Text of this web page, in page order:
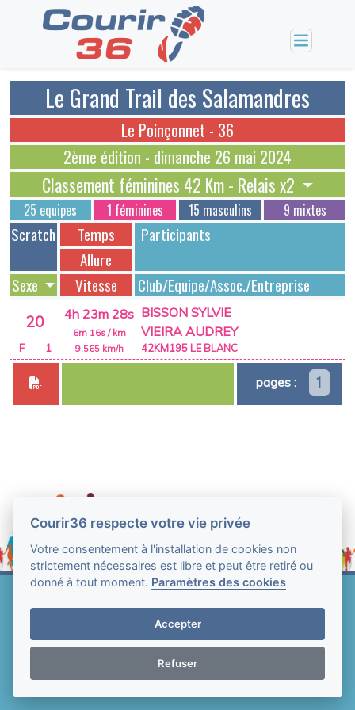
Le Grand Trail des Salamandres
2ème édition - dimanche 26 mai 2024
Le Poinçonnet - 36
Classement féminines 42 Km - Relais x2
25 equipes 1 féminines 15 masculins 9 mixtes
Scratch Temps
Participants
Allure
Vitesse
Sexe Club/Equipe/Assoc./Entreprise
20 4h 23m 28s BISSON SYLVIE
VIEIRA AUDREY
6m 16s / km
9.565 km/h
F 1 42KM195 LE BLANC
pages : 1
2004-2026
Mentions légales et conditions générales
Courir36 respecte votre vie privée
Votre consentement à l'installation de cookies non
strictement nécessaires est libre et peut être retiré ou
donné à tout moment. Paramètres des cookies
Accepter
Refuser